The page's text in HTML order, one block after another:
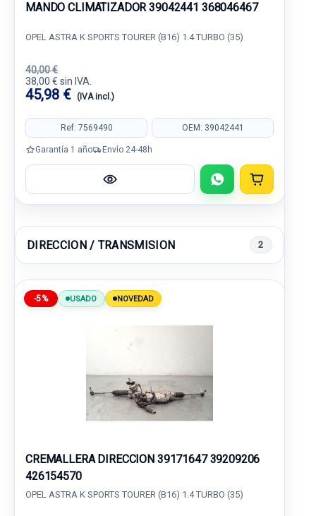
MANDO CLIMATIZADOR 39042441 368046467
OPEL ASTRA K SPORTS TOURER (B16) 1.4 TURBO (35)
40,00 €
38,00 € sin IVA.
45,98 € (IVA incl.)
Ref: 7569490 OEM: 39042441
Garantía 1 año Envío 24-48h
DIRECCION / TRANSMISION 2
-5% USADO NOVEDAD
CREMALLERA DIRECCION 39171647 39209206
426154570
OPEL ASTRA K SPORTS TOURER (B16) 1.4 TURBO (35)